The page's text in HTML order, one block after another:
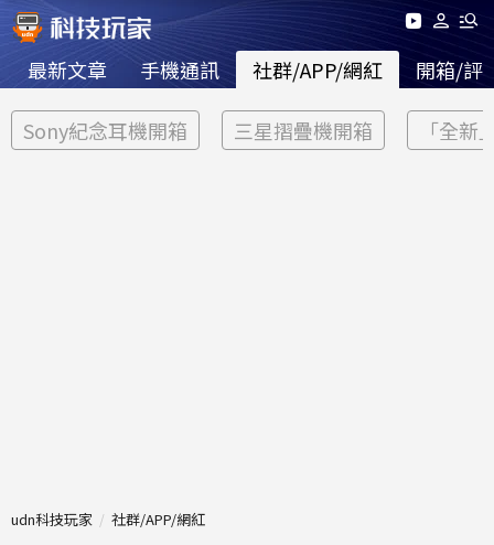
最新文章 手機通訊 社群/APP/網紅 開箱/評
Sony紀念耳機開箱 三星摺疊機開箱 「全新
udn科技玩家 社群/APP/網紅